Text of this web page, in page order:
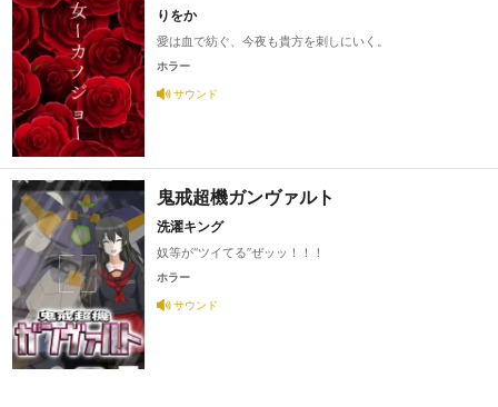
りをか
愛は血で紡ぐ、今夜も貴方を刺しにいく。
ホラー
サウンド
鬼戒超機ガンヴァルト
洗濯キング
奴等が“ツイてる”ぜッッ！！！
ホラー
サウンド